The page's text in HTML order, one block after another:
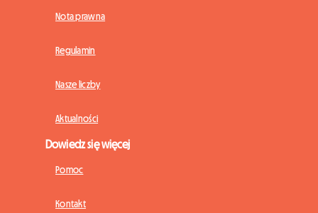
Nota prawna
Regulamin
Nasze liczby
Aktualności
Dowiedz się więcej
Pomoc
Kontakt